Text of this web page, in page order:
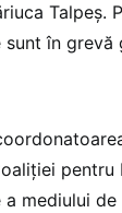
Talpeș.
în grevă
pentru
a mediului